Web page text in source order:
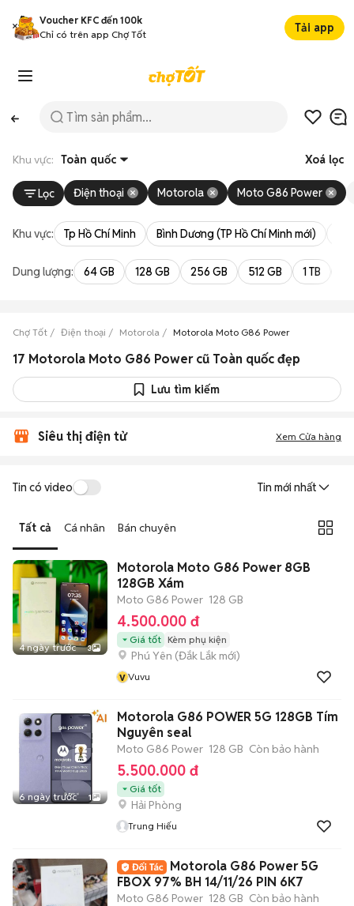
Voucher KFC đến 100k
Chỉ có trên app Chợ Tốt
Tải app
Khu vực: Toàn quốc Xoá lọc
Lọc Điện thoại Motorola Moto G86 Power
Khu vực: Tp Hồ Chí Minh Bình Dương (TP Hồ Chí Minh mới)
Dung lượng: 64 GB 128 GB 256 GB 512 GB 1 TB
Chợ Tốt Điện thoại Motorola Motorola Moto G86 Power
17 Motorola Moto G86 Power cũ Toàn quốc đẹp
Lưu tìm kiếm
Siêu thị điện tử Xem Cửa hàng
Tin có video Tin mới nhất
Tất cả Cá nhân Bán chuyên
4 ngày trước 3
Motorola Moto G86 Power 8GB
128GB Xám
Moto G86 Power 128 GB
4.500.000 đ
Giá tốt Kèm phụ kiện
Phú Yên (Đắk Lắk mới)
v Vuvu
6 ngày trước 1
Motorola G86 POWER 5G 128GB Tím
Nguyên seal
Moto G86 Power 128 GB Còn bảo hành
5.500.000 đ
Giá tốt
Hải Phòng
Trung Hiếu
Motorola G86 Power 5G
FBOX 97% BH 14/11/26 PIN 6K7
Moto G86 Power 128 GB Còn bảo hành